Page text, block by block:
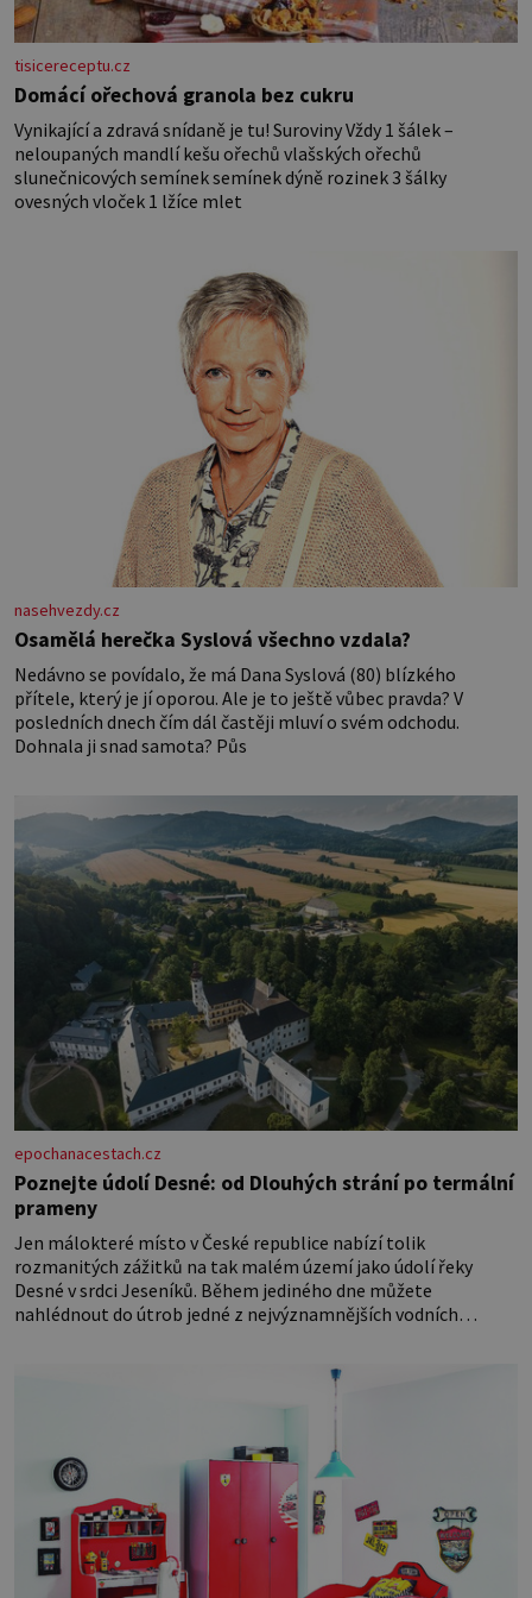
tisicereceptu.cz
Domácí ořechová granola bez cukru
Vynikající a zdravá snídaně je tu! Suroviny Vždy 1 šálek –
neloupaných mandlí kešu ořechů vlašských ořechů
slunečnicových semínek semínek dýně rozinek 3 šálky
ovesných vloček 1 lžíce mlet
nasehvezdy.cz
Osamělá herečka Syslová všechno vzdala?
Nedávno se povídalo, že má Dana Syslová (80) blízkého
přítele, který je jí oporou. Ale je to ještě vůbec pravda? V
posledních dnech čím dál častěji mluví o svém odchodu.
Dohnala ji snad samota? Půs
epochanacestach.cz
Poznejte údolí Desné: od Dlouhých strání po termální
prameny
Jen málokteré místo v České republice nabízí tolik
rozmanitých zážitků na tak malém území jako údolí řeky
Desné v srdci Jeseníků. Během jediného dne můžete
nahlédnout do útrob jedné z nejvýznamnějších vodních